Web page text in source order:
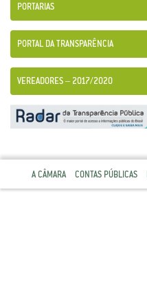
PORTARIAS
PORTAL DA TRANSPARÊNCIA
VEREADORES – 2017/2020
A CÂMARA CONTAS PÚBLICAS